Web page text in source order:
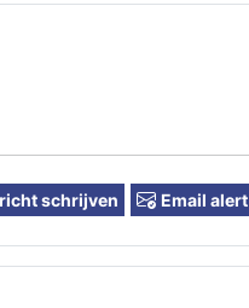
schrijven Email alert